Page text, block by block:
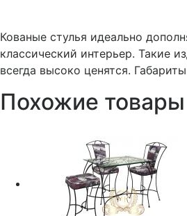
Кованые стулья идеально
классический интерьер. Такие
всегда высоко ценятся.
Похожие товары